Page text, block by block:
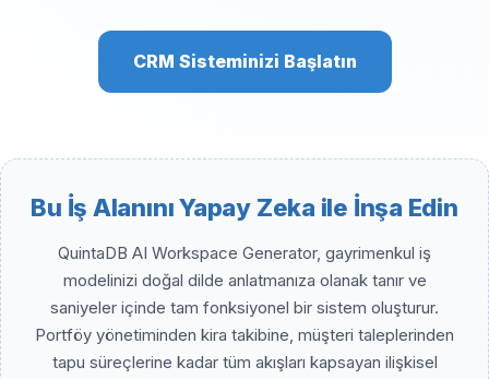
CRM Sisteminizi Başlatın
Bu İş Alanını Yapay Zeka ile İnşa Edin
QuintaDB AI Workspace Generator, gayrimenkul iş
modelinizi doğal dilde anlatmanıza olanak tanır ve
saniyeler içinde tam fonksiyonel bir sistem oluşturur.
Portföy yönetiminden kira takibine, müşteri taleplerinden
tapu süreçlerine kadar tüm akışları kapsayan ilişkisel